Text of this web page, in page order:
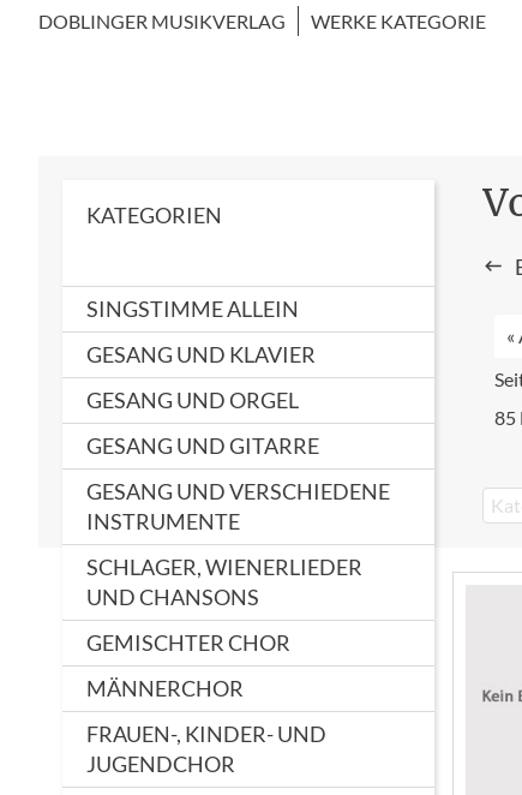
DOBLINGER MUSIKVERLAG WERKE KATEGORIE
KATEGORIEN
SINGSTIMME ALLEIN
GESANG UND KLAVIER
GESANG UND ORGEL
GESANG UND GITARRE
GESANG UND VERSCHIEDENE
INSTRUMENTE
SCHLAGER, WIENERLIEDER
UND CHANSONS
GEMISCHTER CHOR
MÄNNERCHOR
FRAUEN-, KINDER- UND
JUGENDCHOR
«
85